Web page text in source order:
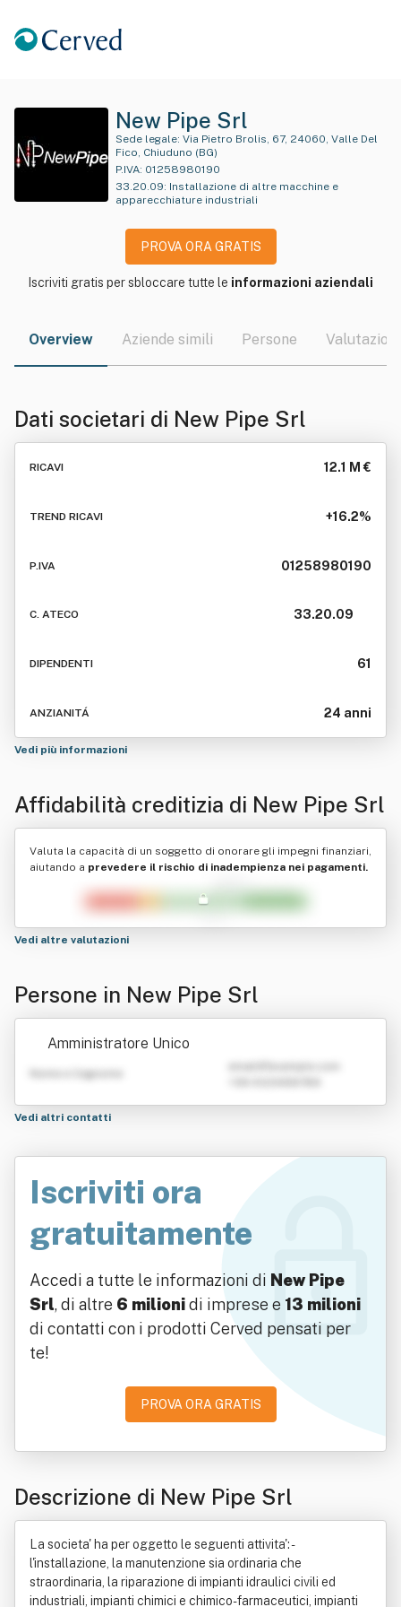
New Pipe Srl
Sede legale:
Fico, Chiuduno (BG)
P.IVA: 01258980190
33.20.09: Installazione di altre macchine e
apparecchiature industriali
PROVA ORA GRATIS
Iscriviti gratis per sbloccare tutte le informazioni aziendali
Overview Aziende simili Persone Valutazioni
Dati societari di New Pipe Srl
RICAVI 12.1 M €
TREND RICAVI +16.2%
P.IVA 01258980190
C. ATECO 33.20.09
DIPENDENTI 61
ANZIANITÁ 24 anni
Vedi più informazioni
Affidabilità creditizia di New Pipe Srl
Valuta la capacità di un soggetto di onorare gli impegni finanziari,
aiutando a prevedere il rischio di inadempienza nei pagamenti.
Vedi altre valutazioni
Persone in New Pipe Srl
Amministratore Unico
Nome e Cognome
Vedi altri contatti
Iscriviti ora
gratuitamente
Accedi a tutte le informazioni di New Pipe
Srl, di altre 6 milionidi imprese e 13 milioni
di contatti con i prodotti Cerved pensati per
te!
PROVA ORA GRATIS
Descrizione di New Pipe Srl
La societa' ha per oggetto le seguenti attivita': -
l'installazione, la manutenzione sia ordinaria che
straordinaria, la riparazione di impianti idraulici civili ed
industriali, impianti chimici e chimico-farmaceutici, impianti